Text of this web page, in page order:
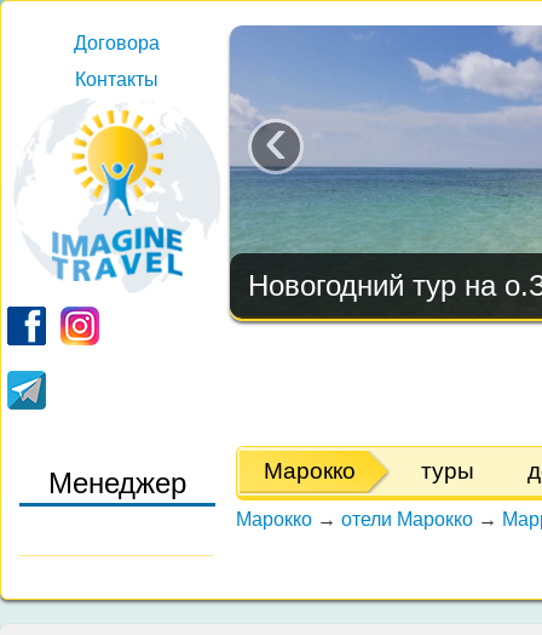
Договора
Контакты
Новогодний тур на
‹
Менеджер Марокко туры
Марокко → отели Марокко →